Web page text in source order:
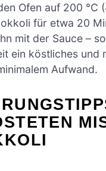
Ofen auf 200 °C
für etwa 20
mit der Sauce –
ein köstliches und
Aufwand.